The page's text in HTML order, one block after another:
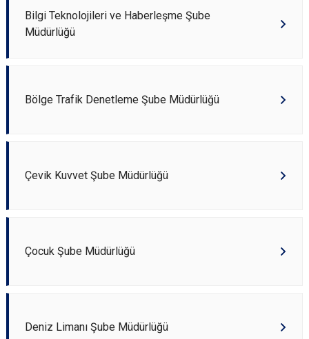
Bilgi Teknolojileri ve Haberleşme Şube
Müdürlüğü
Bölge Trafik Denetleme Şube Müdürlüğü
Çevik Kuvvet Şube Müdürlüğü
Çocuk Şube Müdürlüğü
Deniz Limanı Şube Müdürlüğü